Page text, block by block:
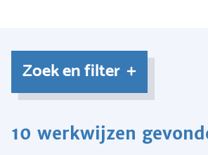
Zoek en filter
10 werkwijzen